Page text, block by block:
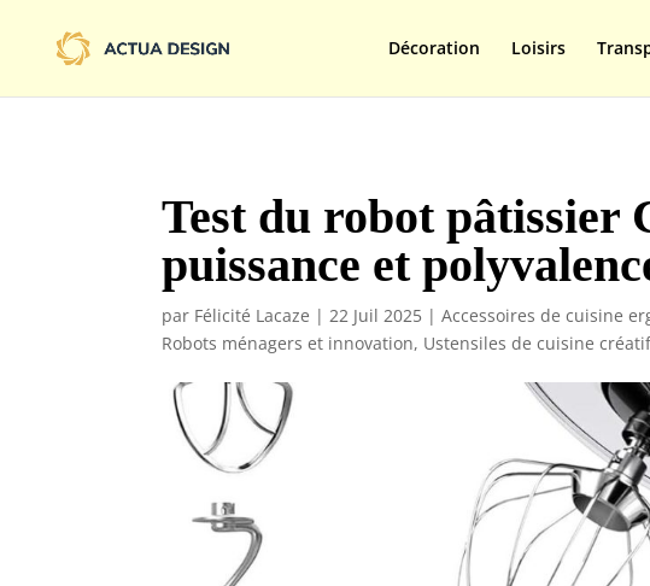
Décoration
Loisirs
Test du robot pâtissier
puissance et
par Félicité Lacaze |22 Juil 2025 |Accessoires de cuisine
Robots ménagers et innovation, Ustensiles de cuisine